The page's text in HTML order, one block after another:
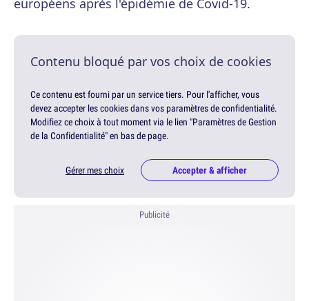
européens après l'épidémie de Covid-19.
Contenu bloqué par vos choix de cookies
Ce contenu est fourni par un service tiers. Pour l'afficher, vous
devez accepter les cookies dans vos paramètres de confidentialité.
Modifiez ce choix à tout moment via le lien "Paramètres de Gestion
de la Confidentialité" en bas de page.
Gérer mes choix Accepter & afficher
Publicité